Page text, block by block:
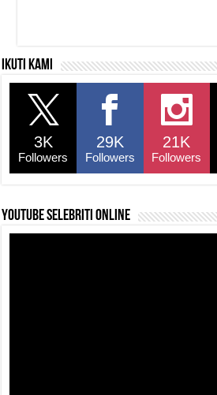
Ikuti kami
3K
Followers
29K
Followers
21K
Followers
YouTube selebriti online